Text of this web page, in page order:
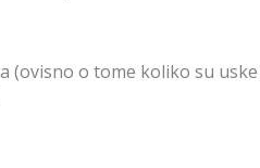
(ovisno o tome koliko su